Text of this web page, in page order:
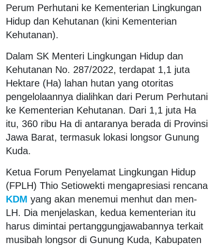
Perum Perhutani ke Kementerian Lingkungan
Hidup dan Kehutanan (kini Kementerian
Kehutanan).
Dalam SK Menteri Lingkungan Hidup dan
Kehutanan No. 287/2022, terdapat 1,1 juta
Hektare (Ha) lahan hutan yang otoritas
pengelolaannya dialihkan dari Perum Perhutani
ke Kementerian Kehutanan. Dari 1,1 juta Ha
itu, 360 ribu Ha di antaranya berada di Provinsi
Jawa Barat, termasuk lokasi longsor Gunung
Kuda.
Ketua Forum Penyelamat Lingkungan Hidup
(FPLH) Thio Setiowekti mengapresiasi rencana
KDM yang akan menemui menhut dan men-
LH. Dia menjelaskan, kedua kementerian itu
harus dimintai pertanggungjawabannya terkait
musibah longsor di Gunung Kuda, Kabupaten